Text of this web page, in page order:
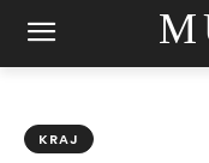
KRAJ